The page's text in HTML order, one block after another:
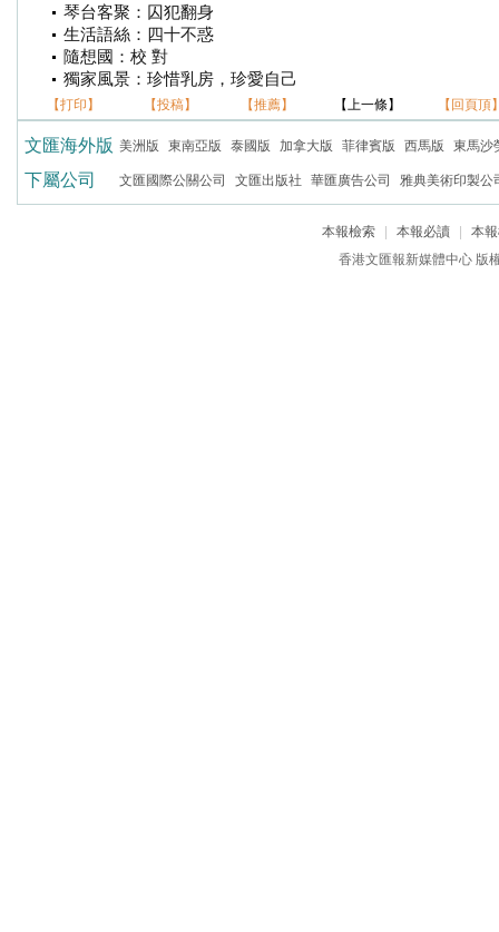
琴台客聚：囚犯翻身
生活語絲：四十不惑
隨想國：校 對
獨家風景：珍惜乳房，珍愛自己
【打印】 【投稿】 【推薦】 【上一條】 【回頁頂
文匯海外版 美洲版 東南亞版 泰國版 加拿大版 菲律賓版 西馬版 東馬沙
下屬公司 文匯國際公關公司 文匯出版社 華匯廣告公司 雅典美術印製公
本報檢索 本報必讀
本
香港文匯報新媒體中心 版